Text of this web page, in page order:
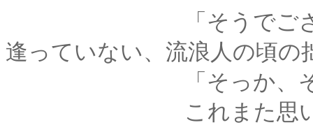
「そうでござるな、
逢っていない、流浪人の頃
「そっか、それな
これまた思いがけな